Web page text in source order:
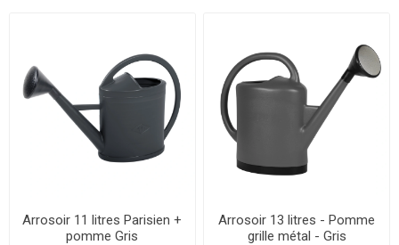
Arrosoir 11 litres Parisien +
pomme Gris
Arrosoir 13 litres - Pomme
grille métal - Gris